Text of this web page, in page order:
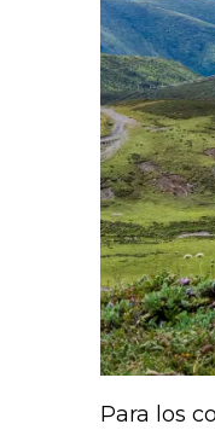
Para los